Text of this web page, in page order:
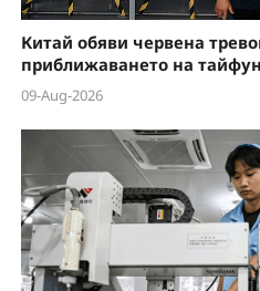
Китай обяви червена
приближаването на
09-Aug-2026